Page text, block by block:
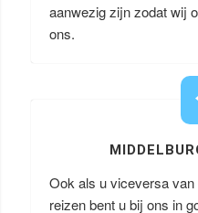
aanwezig zijn zodat wij
ons.
Ook als u viceversa
reizen bent u bij ons in